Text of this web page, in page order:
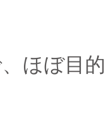
目的を